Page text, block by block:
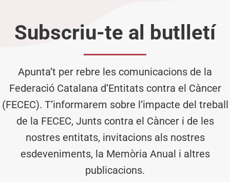
Subscriu-te al butlletí
Apunta’t per rebre les comunicacions de la
Federació Catalana d’Entitats contra el Càncer
(FECEC). T’informarem sobre l’impacte del treball
de la FECEC, Junts contra el Càncer i de les
nostres entitats, invitacions als nostres
esdeveniments, la Memòria Anual i altres
publicacions.